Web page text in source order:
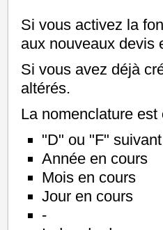
Si vous activez la
aux nouveaux devis
Si vous avez déjà
altérés.
La nomenclature est
"D" ou "F"
Année en cours
Mois en cours
Jour en cours
-